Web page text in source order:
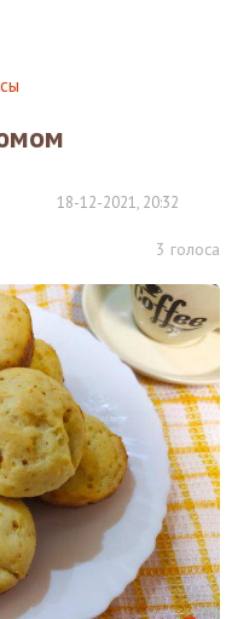
18-12-2021, 20:32
3 голоса